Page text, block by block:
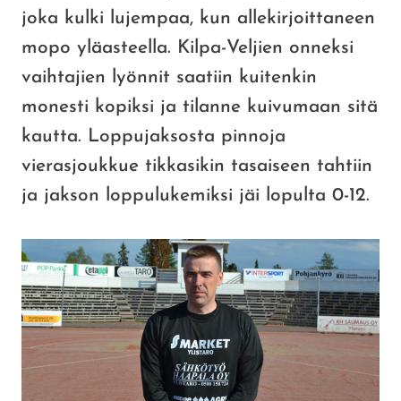
joka kulki lujempaa, kun allekirjoittaneen
mopo yläasteella. Kilpa-Veljien onneksi
vaihtajien lyönnit saatiin kuitenkin
monesti kopiksi ja tilanne kuivumaan sitä
kautta. Loppujaksosta pinnoja
vierasjoukkue tikkasikin tasaiseen tahtiin
ja jakson loppulukemiksi jäi lopulta 0-12.